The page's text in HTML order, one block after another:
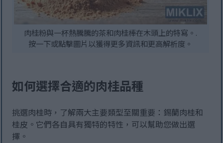
肉桂粉與一杯熱騰騰的茶和肉桂棒在木頭上的特寫。.
按一下或點擊圖片以獲得更多資訊和更高解析度。
如何選擇合適的肉桂品種
挑選肉桂時，了解兩大主要類型至關重要：錫蘭肉桂和
桂皮。它們各自具有獨特的特性，可以幫助您做出選
擇。